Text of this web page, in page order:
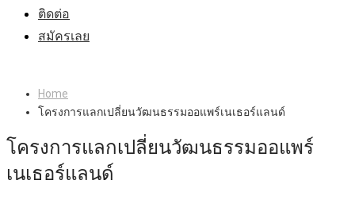
ติดต่อ
สมัครเลย
Home
โครงการแลกเปลี่ยนวัฒนธรรมออแพร์เนเธอร์แลนด์
โครงการแลกเปลี่ยนวัฒนธรรมออแพร์
เนเธอร์แลนด์